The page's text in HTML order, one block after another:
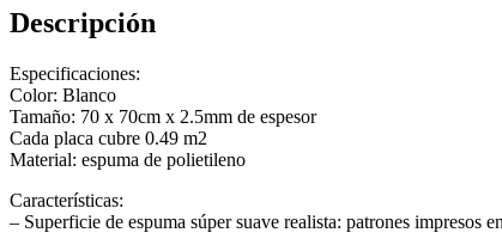
Descripción
Especificaciones:
Color: Blanco
Tamaño: 70 x 70cm x 2.5mm de espesor
Cada placa cubre 0.49 m2
Material: espuma de polietileno
Características:
– Superficie de espuma súper suave realista: patrones